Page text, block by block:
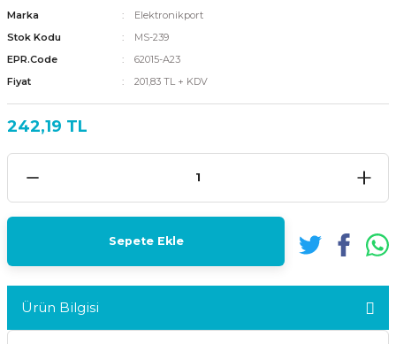
Marka
Elektronikport
Stok Kodu
MS-239
EPR.Code
62015-A23
Fiyat
201,83 TL + KDV
242,19 TL
Sepete Ekle
Ürün Bilgisi